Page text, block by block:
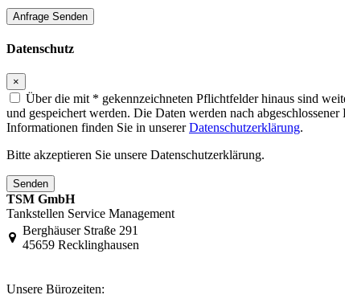
Anfrage Senden
Datenschutz
×
Über die mit * gekennzeichneten Pflichtfelder hinaus sind
und gespeichert werden. Die Daten werden nach
Informationen finden Sie in unsererDatenschutzerklärung.
Bitte akzeptieren Sie unsere Datenschutzerklärung.
Senden
TSM GmbH
Tankstellen Service Management
Berghäuser Straße 291
45659 Recklinghausen
Unsere Bürozeiten: